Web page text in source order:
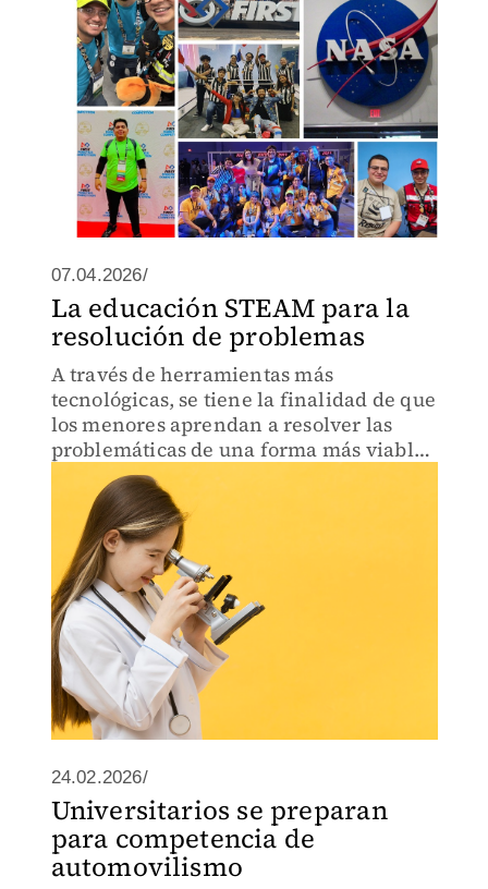
07.04.2026/
La educación STEAM para la
resolución de problemas
A través de herramientas más
tecnológicas, se tiene la finalidad de que
los menores aprendan a resolver las
problemáticas de una forma más viable
e inmediata.
24.02.2026/
Universitarios se preparan
para competencia de
automovilismo